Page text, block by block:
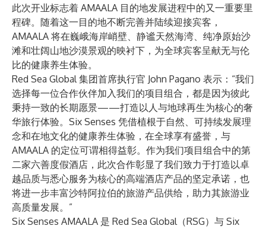
此次开业标志着 AMAALA 目的地发展进程中的又一重要里
程碑。随着这一目的地不断完善并陆续迎接宾客，
AMAALA 将在巍峨海岸峭壁、静谧天然海湾、纯净原始沙
滩和壮阔山地沙漠景观的映衬下，为全球宾客呈献无与伦
比的健康养生体验。
Red Sea Global 集团首席执行官 John Pagano 表示：“我们
选择每一位合作伙伴加入我们的项目组合，都是因为彼此
秉持一致的长期愿景——打造以人与地球再生为核心的奢
华旅行体验。Six Senses 凭借植根于自然、可持续发展理
念和在地文化的健康养生体验，在全球享有盛誉，与
AMAALA 的定位可谓相得益彰。作为我们项目组合中的第
二家六善度假酒店，此次合作彰显了我们致力于打造以卓
越品质与悉心服务为核心的高端酒店产品的坚定承诺，也
将进一步丰富沙特阿拉伯的旅游产品供给，助力其旅游业
高质量发展。”
Six Senses AMAALA 是 Red Sea Global（RSG）与 Six